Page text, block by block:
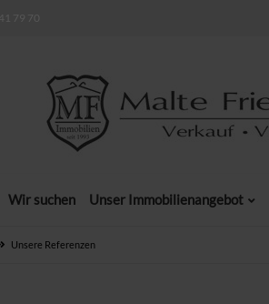
79 70
Wir suchen Unser Immobilienangebot
Unsere Referenzen